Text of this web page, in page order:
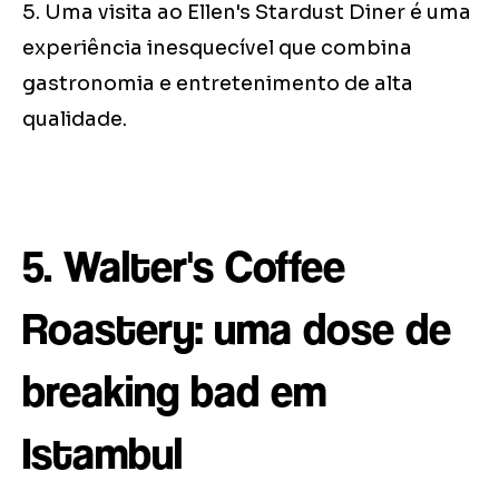
5. Uma visita ao Ellen's Stardust Diner é uma
experiência inesquecível que combina
gastronomia e entretenimento de alta
qualidade.
5. Walter's Coffee
Roastery: uma dose de
breaking bad em
Istambul